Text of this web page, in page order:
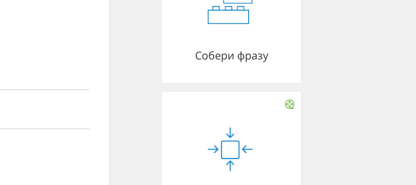
Собери фразу